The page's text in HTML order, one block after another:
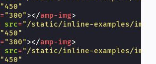
"450"
="300"></amp-img>
src="/static/inline-examples/
"450"
="300"></amp-img>
src="/static/inline-examples/
"450"